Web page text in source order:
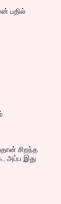
பதில்
சிறந்த
அப்ப இது